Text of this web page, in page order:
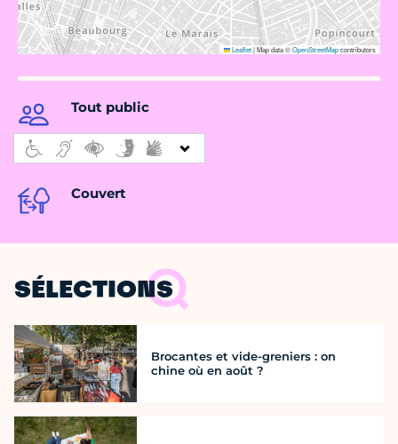
Leaflet|Map data ©OpenStreetMapcontributors
Tout public
Couvert
SÉLECTIONS
Brocantes et vide-greniers : on
chine où en août ?